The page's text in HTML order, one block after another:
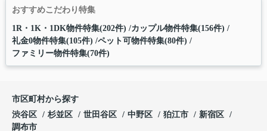
おすすめこだわり特集
1R・1K・1DK物件特集(202件) カップル物件特集(156件)
礼金0物件特集(105件) ペット可物件特集(80件)
ファミリー物件特集(70件)
市区町村から探す
渋谷区
杉並区 世田谷区 中野区 狛江市
新宿区
調布市